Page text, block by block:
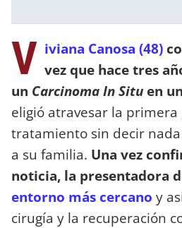
V iviana Canosa (48)
vez que hace tres
un Carcinoma In Situ en
eligió atravesar la
tratamiento sin decir
a su familia. Una vez
noticia, la presentadora
entorno más cercano y
cirugía y la recuperación